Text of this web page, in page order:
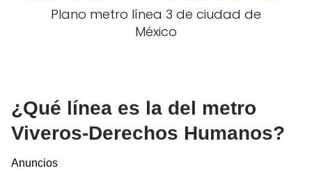
Plano metro línea 3 de ciudad de
México
¿Qué línea es la del metro
Viveros-Derechos Humanos?
Anuncios